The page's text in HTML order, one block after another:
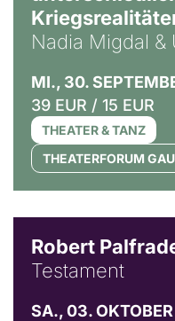
Nadia Migdal &
MI., 30.
39 EUR / 15 EUR
THEATER & TANZ
THEATERFORUM
Robert
Testament
SA., 03.